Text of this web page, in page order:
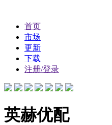
首页
市场
更新
下载
注册/登录
英赫优配